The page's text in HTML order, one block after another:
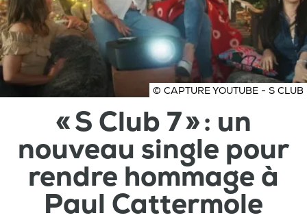
© CAPTURE YOUTUBE - S CLUB
« S Club 7 » : un
nouveau single pour
rendre hommage à
Paul Cattermole